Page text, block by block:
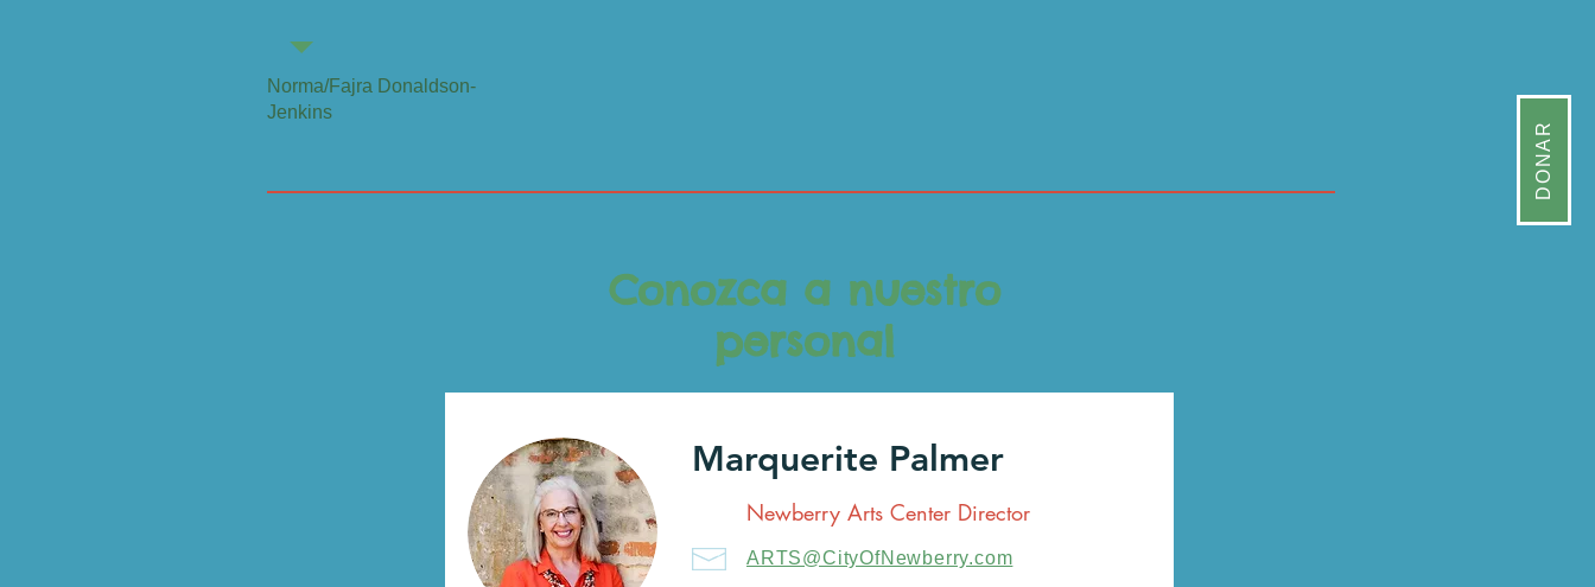
DONAR
Norma/Fajra Donaldson-
Jenkins
Conozca a nuestro
personal
Marquerite Palmer
Newberry Arts Center Director
ARTS@CityOfNewberry.com